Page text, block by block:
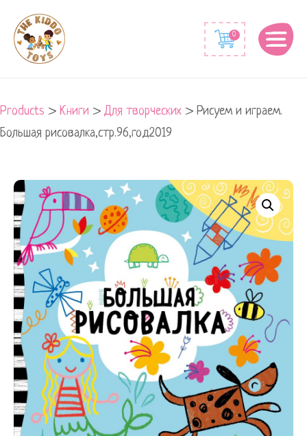
0
Products > Книги > Для творческих > Рисуем и играем.
Большая рисовалка,стр.96,год2019